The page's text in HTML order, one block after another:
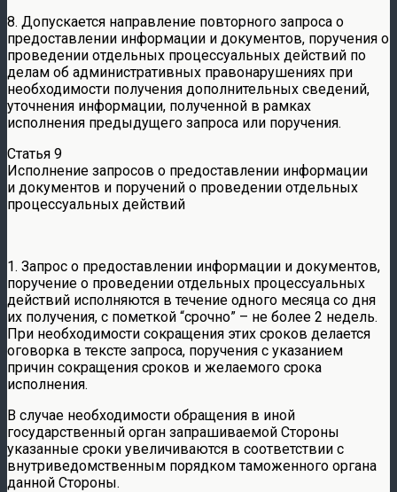
8. Допускается направление повторного запроса о
предоставлении информации и документов, поручения о
проведении отдельных процессуальных действий по
делам об административных правонарушениях при
необходимости получения дополнительных сведений,
уточнения информации, полученной в рамках
исполнения предыдущего запроса или поручения.
Статья 9
Исполнение запросов о предоставлении информации
и документов и поручений о проведении отдельных
процессуальных действий
1. Запрос о предоставлении информации и документов,
поручение о проведении отдельных процессуальных
действий исполняются в течение одного месяца со дня
их получения, с пометкой “срочно” – не более 2 недель.
При необходимости сокращения этих сроков делается
оговорка в тексте запроса, поручения с указанием
причин сокращения сроков и желаемого срока
исполнения.
В случае необходимости обращения в иной
государственный орган запрашиваемой Стороны
указанные сроки увеличиваются в соответствии с
внутриведомственным порядком таможенного органа
данной Стороны.